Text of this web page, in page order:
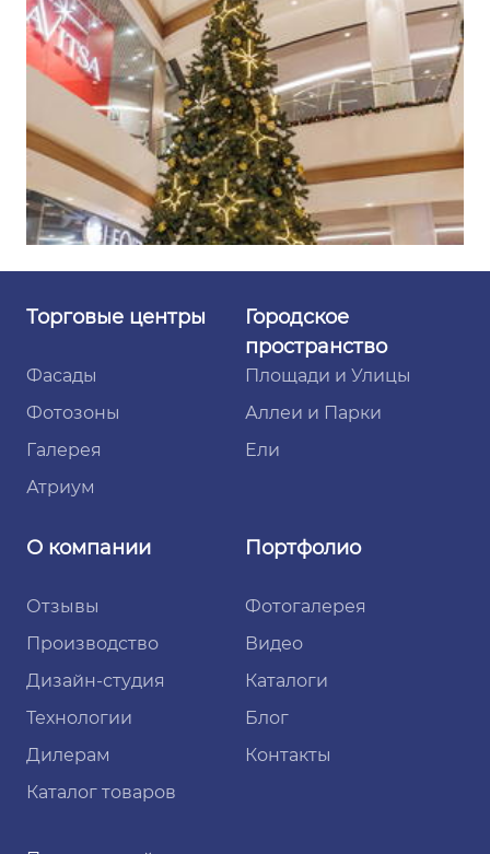
Торговые центры
Фасады
Фотозоны
Галерея
Атриум
Городское
пространство
Площади и Улицы
Аллеи и Парки
Ели
О компании
Отзывы
Производство
Дизайн-студия
Технологии
Дилерам
Каталог товаров
Портфолио
Фотогалерея
Видео
Каталоги
Блог
Контакты